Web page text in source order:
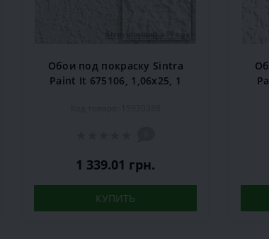
Обои под покраску Sintra
Paint It 675106, 1,06x25, 1
1 339.01 грн.
КУПИТЬ